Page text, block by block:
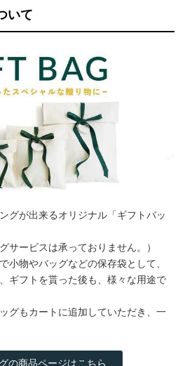
いて
グが出来るオリジナル「ギフトバッ
サービスは承っておりません。）
小物やバッグなどの保存袋として、
ギフトを貰った後も、様々な用途で
グもカートに追加していただき、一
の商品ページはこちら